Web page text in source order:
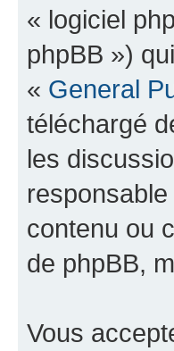
« logiciel
phpBB »)
« General
téléchargé
les
contenu ou
de phpBB,
Vous